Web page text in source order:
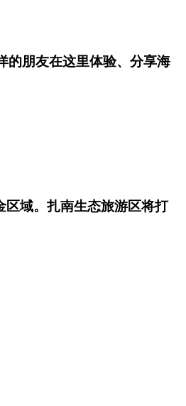
的朋友在这里体验、分享海
区域。扎南生态旅游区将打